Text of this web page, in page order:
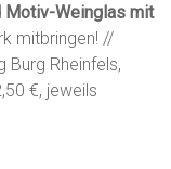
Motiv-Weinglas mit
mitbringen! //
Burg Rheinfels,
€, jeweils